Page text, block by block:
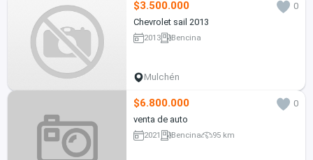
$3.500.000
0
Chevrolet sail 2013
2013 Bencina
Mulchén
$6.800.000
0
venta de auto
2021 Bencina 95 km